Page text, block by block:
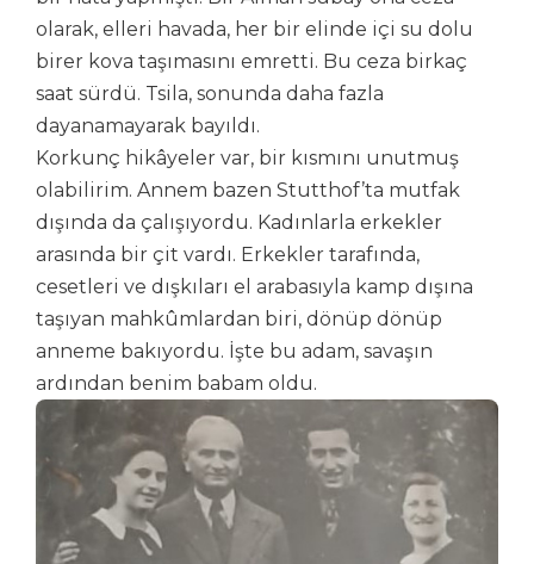
olarak, elleri havada, her bir elinde içi su dolu
birer kova taşımasını emretti. Bu ceza birkaç
saat sürdü. Tsila, sonunda daha fazla
dayanamayarak bayıldı.
Korkunç hikâyeler var, bir kısmını unutmuş
olabilirim. Annem bazen Stutthof’ta mutfak
dışında da çalışıyordu. Kadınlarla erkekler
arasında bir çit vardı. Erkekler tarafında,
cesetleri ve dışkıları el arabasıyla kamp dışına
taşıyan mahkûmlardan biri, dönüp dönüp
anneme bakıyordu. İşte bu adam, savaşın
ardından benim babam oldu.